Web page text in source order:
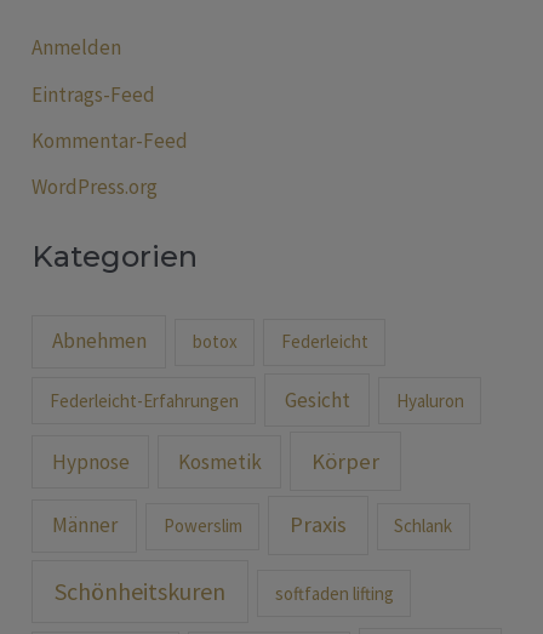
Anmelden
Eintrags-Feed
Kommentar-Feed
WordPress.org
Kategorien
Abnehmen botox Federleicht
Federleicht-Erfahrungen Gesicht Hyaluron
Hypnose Kosmetik Körper
Männer Powerslim Praxis Schlank
Schönheitskuren softfaden lifting